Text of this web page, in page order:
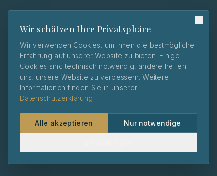
Wir schätzen Ihre Privatsphäre
Wir verwenden Cookies, um Ihnen die bestmögliche
Erfahrung auf unserer Website zu bieten. Einige
Cookies sind technisch notwendig, andere helfen
uns, unsere Website zu verbessern. Weitere
Informationen finden Sie in unserer
Datenschutzerklärung.
Alle akzeptieren Nur notwendige